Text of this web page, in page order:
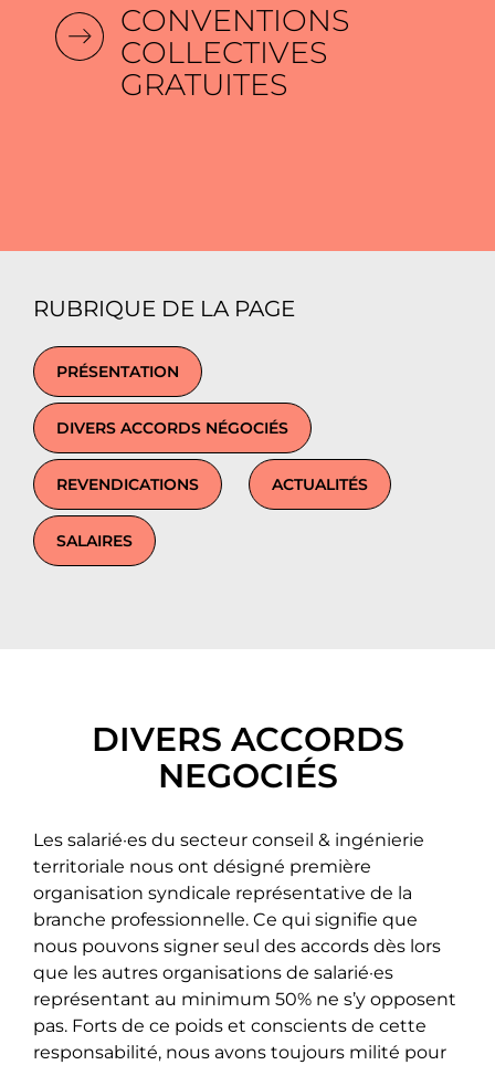
CONVENTIONS
COLLECTIVES
GRATUITES
RUBRIQUE DE LA PAGE
PRÉSENTATION
DIVERS ACCORDS NÉGOCIÉS
REVENDICATIONS ACTUALITÉS
SALAIRES
DIVERS ACCORDS
NEGOCIÉS
Les salarié·es du secteur conseil & ingénierie
territoriale nous ont désigné première
organisation syndicale représentative de la
branche professionnelle. Ce qui signifie que
nous pouvons signer seul des accords dès lors
que les autres organisations de salarié·es
représentant au minimum 50% ne s’y opposent
pas. Forts de ce poids et conscients de cette
responsabilité, nous avons toujours milité pour